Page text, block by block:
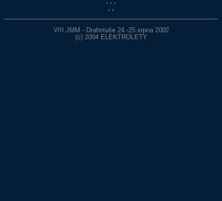
VIII.JMM - Drahotuše 24.-25.srpna 2002
(c) 2004 ELEKTROLETY